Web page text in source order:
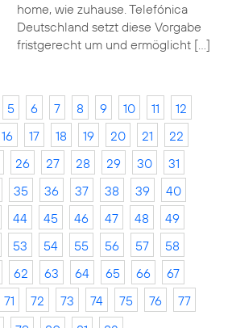
home, wie zuhause. Telefónica
Deutschland setzt diese Vorgabe
fristgerecht um und ermöglicht […]
5 6 7 8 9 10 11
12
16 17 18 19 20 21
22
26 27 28 29 30
31
35 36 37 38 39
40
44 45 46 47 48
49
53 54 55 56 57
58
62 63 64 65 66
67
71 72 73 74 75 76
77